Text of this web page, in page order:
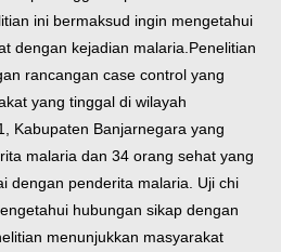
ini bermaksud ingin mengetahui
dengan kejadian malaria. Penelitian
rancangan case control yang
yang tinggal di wilayah
Kabupaten Banjarnegara yang
malaria dan 34 orang sehat yang
dengan penderita malaria. Uji chi
hubungan sikap dengan
menunjukkan masyarakat